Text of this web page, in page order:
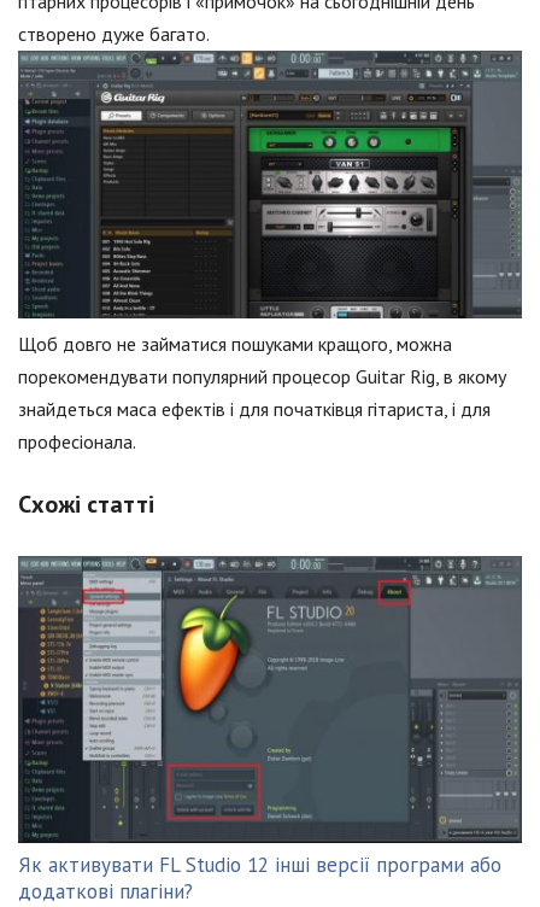
створено дуже багато.
Щоб довго не займатися пошуками кращого, можна
порекомендувати популярний процесор Guitar Rig, в якому
знайдеться маса ефектів і для початківця гітариста, і для
професіонала.
Схожі статті
Як активувати FL Studio 12 інші версії програми або
додаткові плагіни?